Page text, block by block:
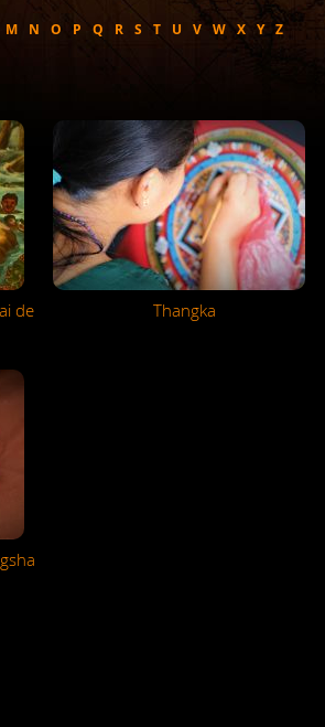
M N O P Q R S T U V W X Y Z
de
Thangka